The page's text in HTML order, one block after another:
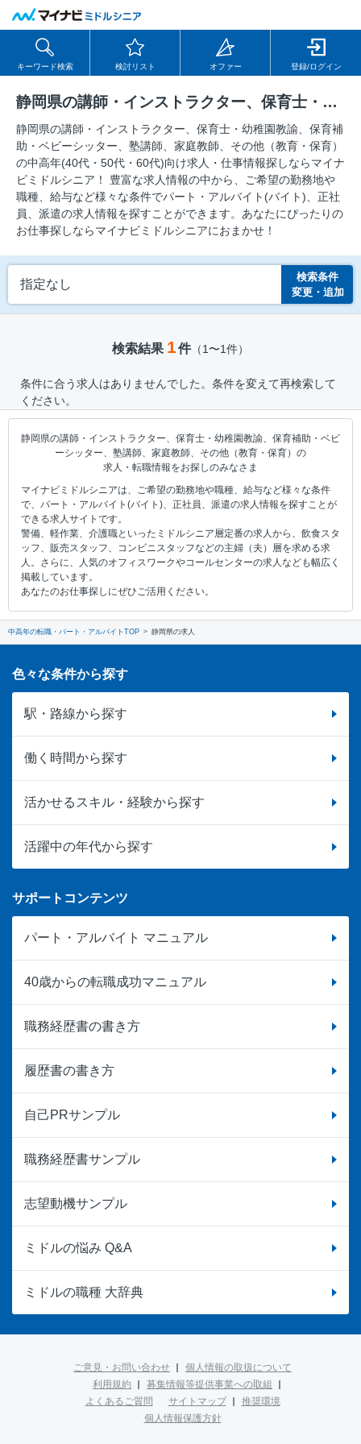
キーワード検索 検討リスト オファー 登録/ログイン
静岡県の講師・インストラクター、保育士・幼稚園教諭、保育補助・ベビーシッター、塾講師、家庭教師、その他（教育・保育）の求人
静岡県の講師・インストラクター、保育士・幼稚園教諭、保育補
助・ベビーシッター、塾講師、家庭教師、その他（教育・保育）
の中⾼年(40代・50代・60代)向け求⼈・仕事情報探しならマイナ
ビミドルシニア！ 豊富な求人情報の中から、ご希望の勤務地や
職種、給与など様々な条件でパート・アルバイト(バイト)、正社
員、派遣の求人情報を探すことができます。あなたにぴったりの
お仕事探しならマイナビミドルシニアにおまかせ！
指定なし
検索条件
変更・追加
検索結果 1件（1〜1件）
条件に合う求人はありませんでした。条件を変えて再検索して
ください。
静岡県の講師・インストラクター、保育士・幼稚園教諭、保育補助・ベビ
ーシッター、塾講師、家庭教師、その他（教育・保育）の
求人・転職情報をお探しのみなさま
マイナビミドルシニアは、ご希望の勤務地や職種、給与など様々な条件
で、パート・アルバイト(バイト)、正社員、派遣の求人情報を探すことが
できる求人サイトです。
警備、軽作業、介護職といったミドルシニア層定番の求人から、飲食スタ
ッフ、販売スタッフ、コンビニスタッフなどの主婦（夫）層を求める求
人。さらに、人気のオフィスワークやコールセンターの求人なども幅広く
掲載しています。
あなたのお仕事探しにぜひご活用ください。
中高年の転職・パート・アルバイトTOP 静岡県の求人
色々な条件から探す
駅・路線から探す
働く時間から探す
活かせるスキル・経験から探す
活躍中の年代から探す
サポートコンテンツ
パート・アルバイト マニュアル
40歳からの転職成功マニュアル
職務経歴書の書き方
履歴書の書き方
自己PRサンプル
職務経歴書サンプル
志望動機サンプル
ミドルの悩み Q&A
ミドルの職種 大辞典
ご意見・お問い合わせ
個人情報の取扱について
利用規約
募集情報等提供事業への取組
よくあるご質問
サイトマップ
推奨環境
個人情報保護方針